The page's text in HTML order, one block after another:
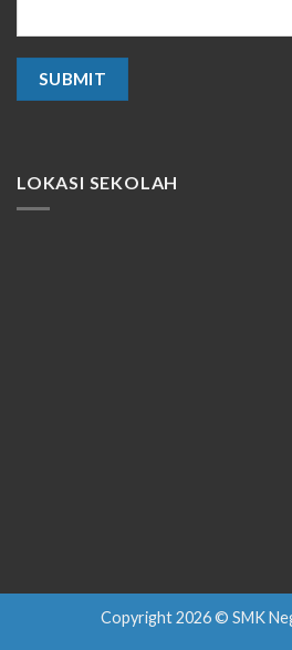
LOKASI SEKOLAH
Copyright 2026 © SMK